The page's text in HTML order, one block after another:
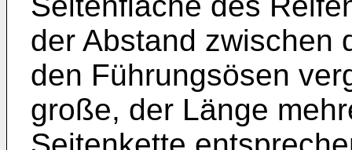
der Abstand zwischen
den Führungsösen
große, der Länge